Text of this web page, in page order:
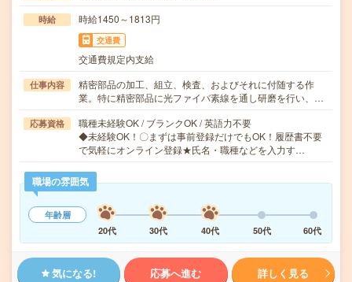
時給 時給1450～1813円
交通費
交通費規定内支給
仕事内容
精密部品の加工、組立、検査、およびそれに付随する作
業。特に精密部品に光ファイバ素線を通し研磨を行い、…
応募資格
職種未経験OK / ブランクOK / 英語力不要
◆未経験OK！〇まずは事前登録だけでもOK！履歴書不要
で気軽にオンライン登録★氏名・職種などを入力す…
職場の雰囲気
年齢層
20代
30代 40代 50代 60代
気になる! 応募へ進む 詳しく見る